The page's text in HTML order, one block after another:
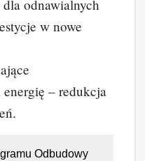
odnawialnych
w nowe
– redukcja
Odbudowy